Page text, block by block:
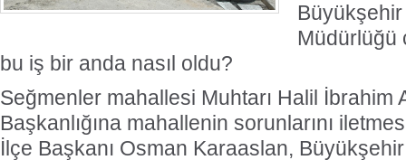
Müdürlüğü
bu iş bir anda nasıl oldu?
Seğmenler mahallesi Muhtarı Halil İbrahim
Başkanlığına mahallenin sorunlarını
İlçe Başkanı Osman Karaaslan,